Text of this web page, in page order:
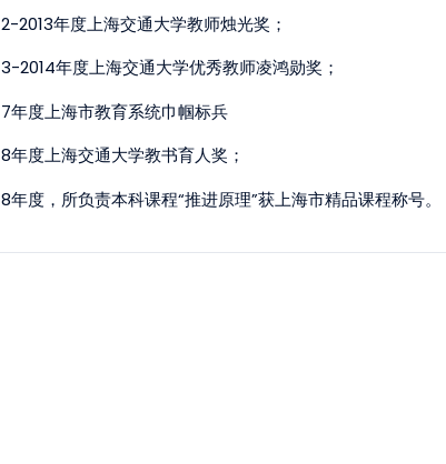
2013年度上海交通大学教师烛光奖；
2014年度上海交通大学优秀教师凌鸿勋奖；
年度上海市教育系统巾帼标兵
年度上海交通大学教书育人奖；
年度，所负责本科课程“推进原理”获上海市精品课程称号。